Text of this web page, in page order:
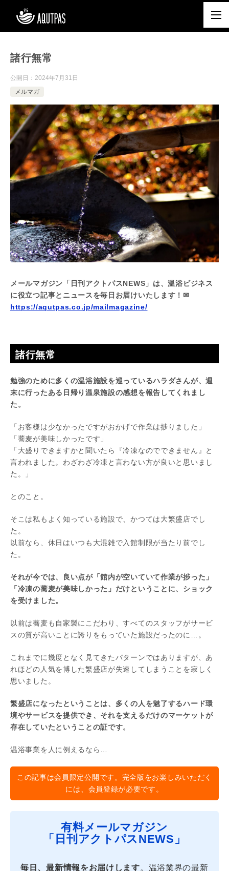
諸行無常
公開日： 2024年7月31日
メルマガ
メールマガジン「日刊アクトパスNEWS」は、温浴ビジネス
に役立つ記事とニュースを毎日お届けいたします！✉
https://aqutpas.co.jp/mailmagazine/
諸行無常
勉強のために多くの温浴施設を巡っているハラダさんが、週
末に行ったある日帰り温泉施設の感想を報告してくれまし
た。
「お客様は少なかったですがおかげで作業は捗りました」
「蕎麦が美味しかったです」
「大盛りできますかと聞いたら『冷凍なのでできません』と
言われました。わざわざ冷凍と言わない方が良いと思いまし
た。」
とのこと。
そこは私もよく知っている施設で、かつては大繁盛店でし
た。
以前なら、休日はいつも大混雑で入館制限が当たり前でし
た。
それが今では、良い点が「館内が空いていて作業が捗った」
「冷凍の蕎麦が美味しかった」だけということに、ショック
を受けました。
以前は蕎麦も自家製にこだわり、すべてのスタッフがサービ
スの質が高いことに誇りをもっていた施設だったのに…。
これまでに幾度となく見てきたパターンではありますが、あ
れほどの人気を博した繁盛店が失速してしまうことを寂しく
思いました。
繁盛店になったということは、多くの人を魅了するハード環
境やサービスを提供でき、それを支えるだけのマーケットが
存在していたということの証です。
温浴事業を人に例えるなら…
この記事は会員限定公開です。完全版をお楽しみいただく
には、会員登録が必要です。
有料メールマガジン
「日刊アクトパスNEWS」
毎日、最新情報をお届けします。温浴業界の最新